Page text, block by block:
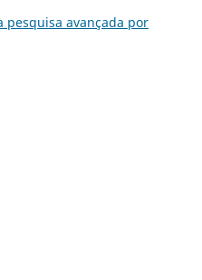
pesquisa avançada por